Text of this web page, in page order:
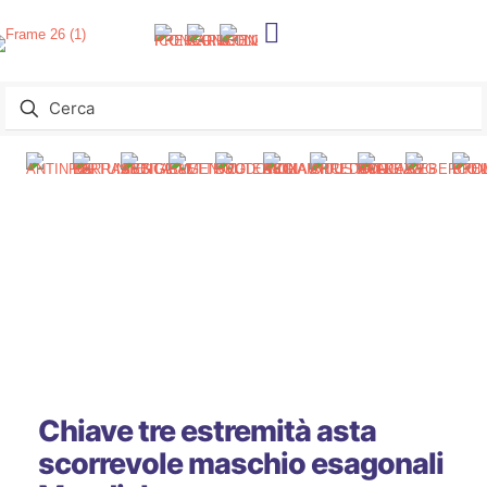
Chiave tre estremità asta
scorrevole maschio esagonali